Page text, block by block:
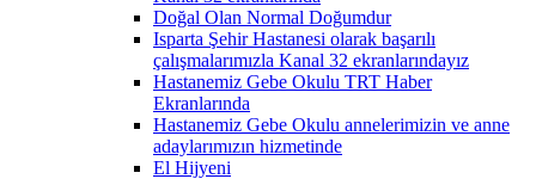
Doğal Olan Normal Doğumdur
Isparta Şehir Hastanesi olarak başarılı
çalışmalarımızla Kanal 32 ekranlarındayız
Hastanemiz Gebe Okulu TRT Haber
Ekranlarında
Hastanemiz Gebe Okulu annelerimizin ve anne
adaylarımızın hizmetinde
El Hijyeni